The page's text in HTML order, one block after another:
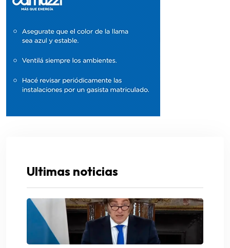
Ultimas noticias